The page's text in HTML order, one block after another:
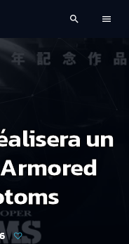
search menu
un